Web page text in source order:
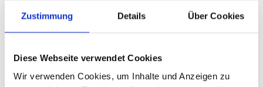
Zustimmung Details Über Cookies
Diese Webseite verwendet Cookies
Wir verwenden Cookies, um Inhalte und Anzeigen zu
149 Varianten
STK